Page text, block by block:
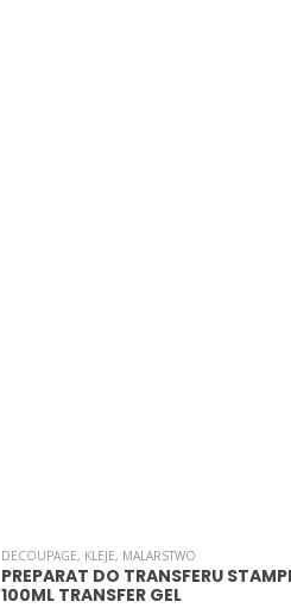
DECOUPAGE, KLEJE, MALARSTWO
PREPARAT DO TRANSFERU
100ML TRANSFER GEL